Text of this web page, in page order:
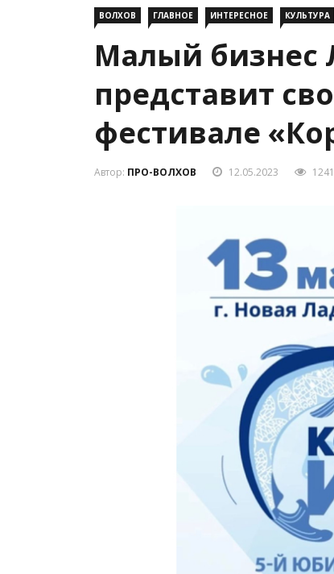
ВОЛХОВ ГЛАВНОЕ ИНТЕРЕСНОЕ КУЛЬТУРА
Малый бизнес
представит
фестивале
Автор: ПРО-ВОЛХОВ 12.05.2023 1241